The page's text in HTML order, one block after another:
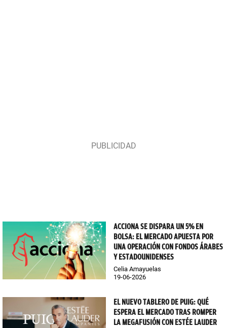
ACCIONA SE DISPARA UN 5% EN
BOLSA: EL MERCADO APUESTA POR
UNA OPERACIÓN CON FONDOS ÁRABES
Y ESTADOUNIDENSES
Celia Amayuelas
19-06-2026
EL NUEVO TABLERO DE PUIG: QUÉ
ESPERA EL MERCADO TRAS ROMPER
LA MEGAFUSIÓN CON ESTÉE LAUDER